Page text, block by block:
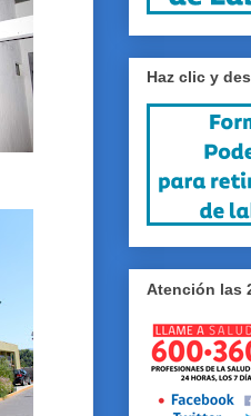
Haz clic y
Atención las